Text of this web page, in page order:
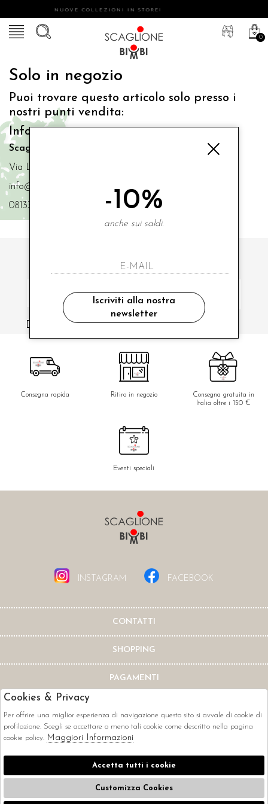
NUOVE COLLEZIONI IN STORE!
0
Solo in negozio
Puoi trovare questo articolo solo presso i
nostri punti vendita:
Info contatti
Scaglione Bimbi di Iacono Maria Angela
Via Luigi Mazzella,73 80077 Ischia
info@scaglionebimbi.com
0813331162
ISCRIVITI ALLA NOSTRA NEWSLETTER
ho letto ed accettato le condizioni sulla privacy.
Consegna rapida Ritiro in negozio
Consegna gratuita in
Italia oltre i 150 €
Eventi speciali
INSTAGRAM FACEBOOK
CONTATTI
SHOPPING
PAGAMENTI
CORRIERI
-10%
anche sui saldi.
Iscriviti alla nostra
newsletter
Cookies & Privacy
Per offrire una miglior esperienza di navigazione questo sito si avvale di cookie di
profilazione. Scegli se accettare o meno tali cookie come descritto nella pagina
cookie policy. Maggiori Informazioni
Accetta tutti i cookie
Customizza Cookies